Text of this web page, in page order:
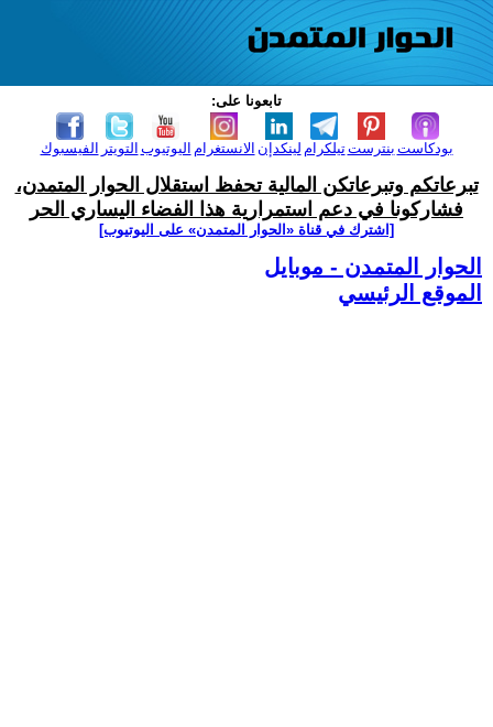
تابعونا على:
الفيسبوك التويتر اليوتيوب الانستغرام لينكدإن تيلكرامبنترست بودكاست
تبرعاتكم وتبرعاتكن المالية تحفظ استقلال الحوار المتمدن،
فشاركونا في دعم استمرارية هذا الفضاء اليساري الحر
[اشترك في قناة ‫«الحوار المتمدن» على اليوتيوب]
الحوار المتمدن - موبايل
الموقع الرئيسي